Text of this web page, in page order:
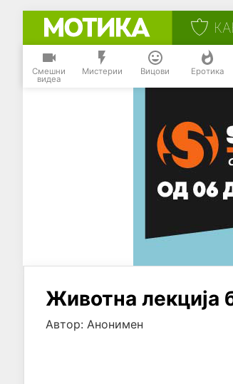
Смешни
видеа
Мистерии Вицови Еротика
Животна лекција
Автор: Анонимен